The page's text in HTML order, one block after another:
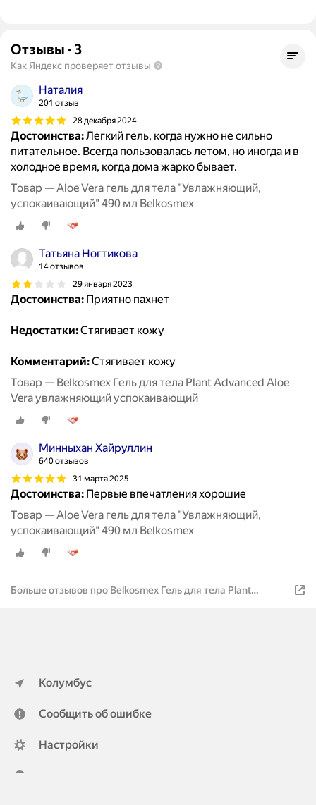
Отзывы · 3
Как Яндекс проверяет отзывы
Наталия
201 отзыв
28 декабря 2024
Достоинства:Легкий гель, когда нужно не сильно
питательное. Всегда пользовалась летом, но иногда и в
холодное время, когда дома жарко бывает.
Товар — Aloe Vera гель для тела "Увлажняющий,
успокаивающий" 490 мл Belkosmex
Татьяна Ногтикова
14 отзывов
29 января 2023
Достоинства: Приятно пахнет
Недостатки:Стягивает кожу
Комментарий:Стягивает кожу
Товар — Belkosmex Гель для тела Plant Advanced Aloe
Vera увлажняющий успокаивающий
Минныхан Хайруллин
640 отзывов
31 марта 2025
Достоинства: Первые впечатления хорошие
Товар — Aloe Vera гель для тела "Увлажняющий,
успокаивающий" 490 мл Belkosmex
Больше отзывов про Belkosmex Гель для тела Plant
Колумбус
Сообщить об ошибке
Настройки